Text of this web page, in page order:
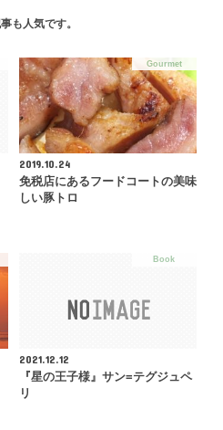
も人気です。
Gourmet
2019.10.24
免税店にあるフードコートの美味
しい豚トロ
Book
2021.12.12
『星の王子様』サン=テグジュペ
リ